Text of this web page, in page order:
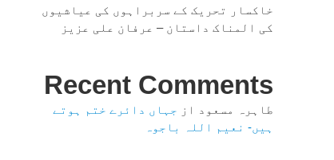
خاکسار تحریک کے سربراہوں کی عیاشیوں
کی المناک داستان – عرفان علی عزیز
Recent Comments
طاہرہ مسعود از جہاں دائرے ختم ہوتے
ہیں- نعیم اللہ باجوہ